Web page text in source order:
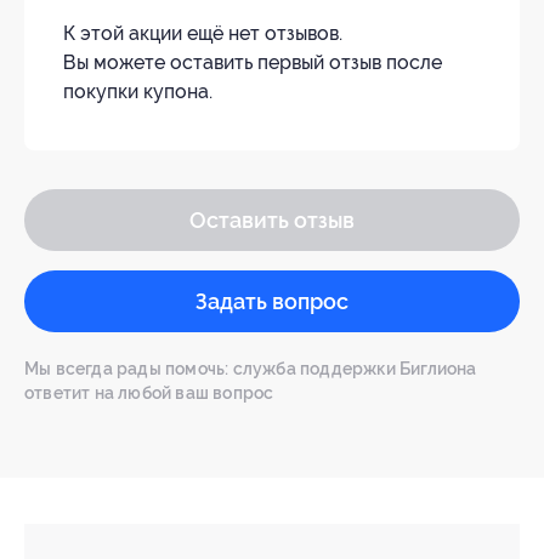
К этой акции ещё нет отзывов.
Вы можете оставить первый отзыв после
покупки купона.
Оставить отзыв
Задать вопрос
Мы всегда рады помочь: служба поддержки Биглиона
ответит на любой ваш вопрос